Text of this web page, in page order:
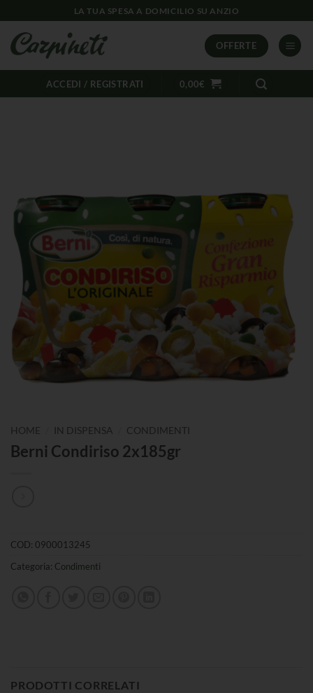
LA TUA SPESA A DOMICILIO SU ANZIO
OFFERTE
ACCEDI / REGISTRATI 0,00€
HOME IN DISPENSA CONDIMENTI
Berni Condiriso 2x185gr
COD: 0900013245
Categoria: Condimenti
PRODOTTI CORRELATI